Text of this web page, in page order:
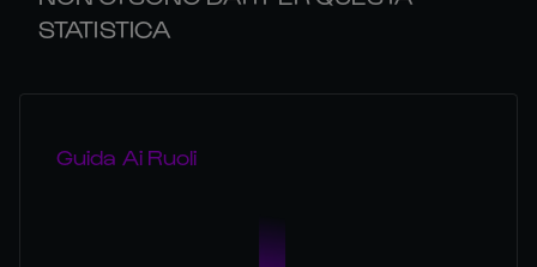
STATISTICA
Guida Ai Ruoli